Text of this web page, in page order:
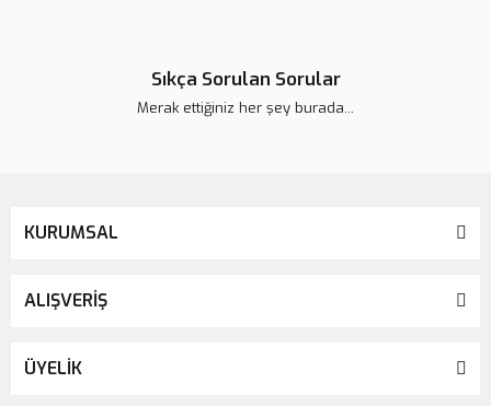
Sıkça Sorulan Sorular
Merak ettiğiniz her şey burada...
KURUMSAL
ALIŞVERİŞ
ÜYELİK